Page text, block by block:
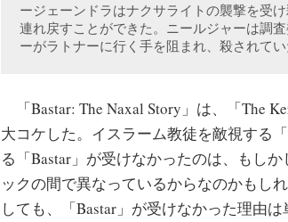
ージェーンドラはナクサライトの襲撃を受
連れ戻すことができた。ニールジャーは調
ーがラトナーに行く手を阻まれ、殺されてい
「Bastar: The Naxal Story」は、「The
大コケした。イスラーム教徒を敵視する
る「Bastar」が受けなかったのは、もし
ックの間で異なっているからなのかもし
しても、「Bastar」が受けなかった理由